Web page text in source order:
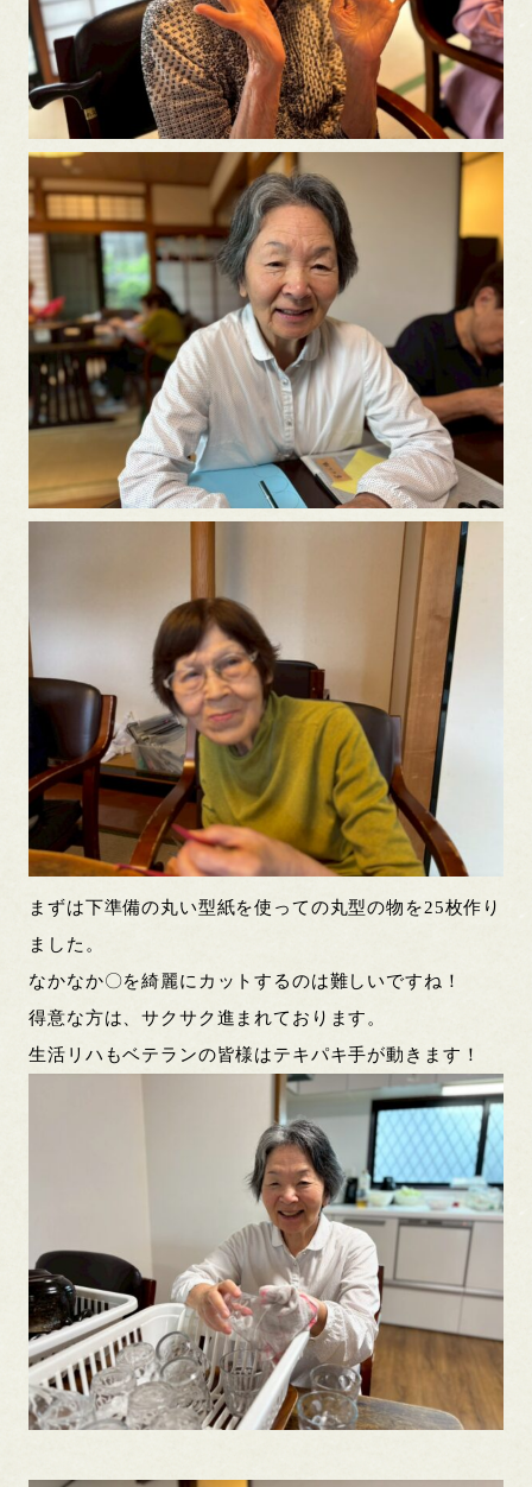
まずは下準備の丸い型紙を使っての丸型の物を25枚作り
ました。
なかなか〇を綺麗にカットするのは難しいですね！
得意な方は、サクサク進まれております。
生活リハもベテランの皆様はテキパキ手が動きます！